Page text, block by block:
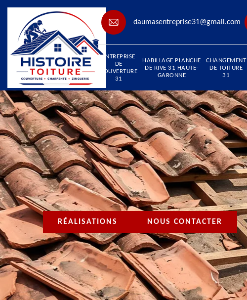
daumasentreprise31@gmail.com
ENTREPRISE
DE
COUVERTURE
31
HABILLAGE PLANCHE
DE RIVE 31 HAUTE-
GARONNE
CHANGEMENT
DE TOITURE
31
RÉALISATIONS NOUS CONTACTER